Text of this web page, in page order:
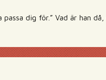
passa dig för.” Vad är han